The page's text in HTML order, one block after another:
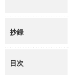
抄録
目次